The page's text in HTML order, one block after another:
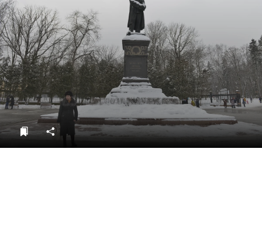
ДоброЦентр
Голодный шпион